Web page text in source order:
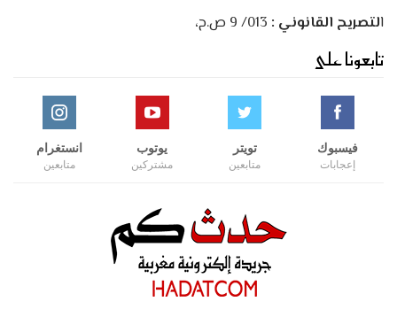
التصريح القانوني :
تابعونا على
فيسبوك
إعجابات
تويتر
متابعين
يوتوب
مشتركين
انستغرام
متابعين